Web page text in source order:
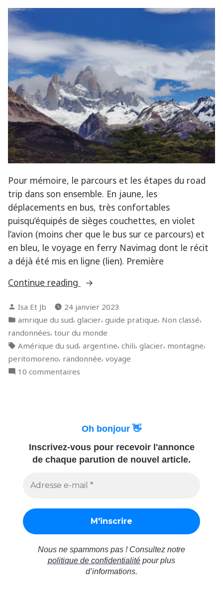
Pour mémoire, le parcours et les étapes du road
trip dans son ensemble. En jaune, les
déplacements en bus, très confortables
puisqu’équipés de sièges couchettes, en violet
l’avion (moins cher que le bus sur ce parcours) et
en bleu, le voyage en ferry Navimag dont le récit
a déjà été mis en ligne (lien). Première
Continue reading
« Notre
trip
en
Patagonie
(3)
Le
/
le
Perito
/
del
Païne »
Posted
by
Isa Et Jb
24 janvier 2023
Posted
in
amrique du sud, glacier, guide pratique, Non classé,
randonnées, tour du monde
Tags:
Amérique du sud, argentine, chili, glacier, montagne,
peritomoreno, randonnée, voyage
10 commentaires
Patagonie
massif
Fitz
Moreno
/
Torres
Oh bonjour 👋
Inscrivez-vous pour recevoir l'annonce
de chaque parution de nouvel article.
Nous ne spammons pas ! Consultez notre
politique de confidentialité pour plus
d’informations.